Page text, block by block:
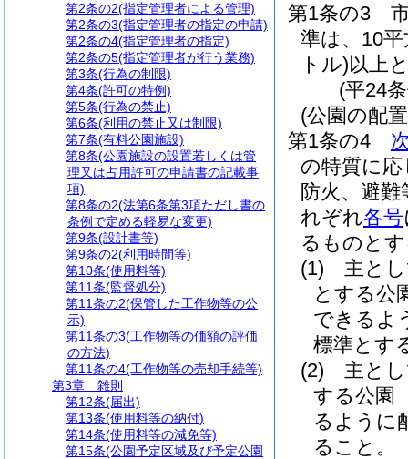
第1条の3
準は、10
トル)以上
(平24
(公園の配
第1条の4
の特質に
防火、避
れぞれ各号
るものと
(1)
主と
とする公
できるよ
標準とす
(2)
主と
する公園
るように
ること。
第2条の2(指定管理者による管理)
第2条の3(指定管理者の指定の申請)
第2条の4(指定管理者の指定)
第2条の5(指定管理者が行う業務)
第3条(行為の制限)
第4条(許可の特例)
第5条(行為の禁止)
第6条(利用の禁止又は制限)
第7条(有料公園施設)
第8条(公園施設の設置若しくは管
理又は占用許可の申請書の記載事
項)
第8条の2(法第6条第3項ただし書の
条例で定める軽易な変更)
第9条(設計書等)
第9条の2(利用時間等)
第10条(使用料等)
第11条(監督処分)
第11条の2(保管した工作物等の公
示)
第11条の3(工作物等の価額の評価
の方法)
第11条の4(工作物等の売却手続等)
第3章
雑則
第12条(届出)
第13条(使用料等の納付)
第14条(使用料等の減免等)
第15条(公園予定区域及び予定公園